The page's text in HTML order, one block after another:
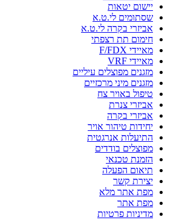
יישום יטאות
שסתומים לי.ט.א
אביזרי בקרה לי.ט.א
חימום תת רצפתי
מאיידי F/FDX
מאיידי VRF
מזגנים מפוצלים עיליים
מזגנים מיני מרכזיים
טיפול באויר צח
אביזרי צנרת
אביזרי בקרה
יחידות טיהור אויר
התיעלות אנרגטית
מפוצלים בודדים
הזמנת טכנאי
תיאום הפעלה
יצירת קשר
מפת אתר מלא
מפת אתר
מדיניות פרטיות